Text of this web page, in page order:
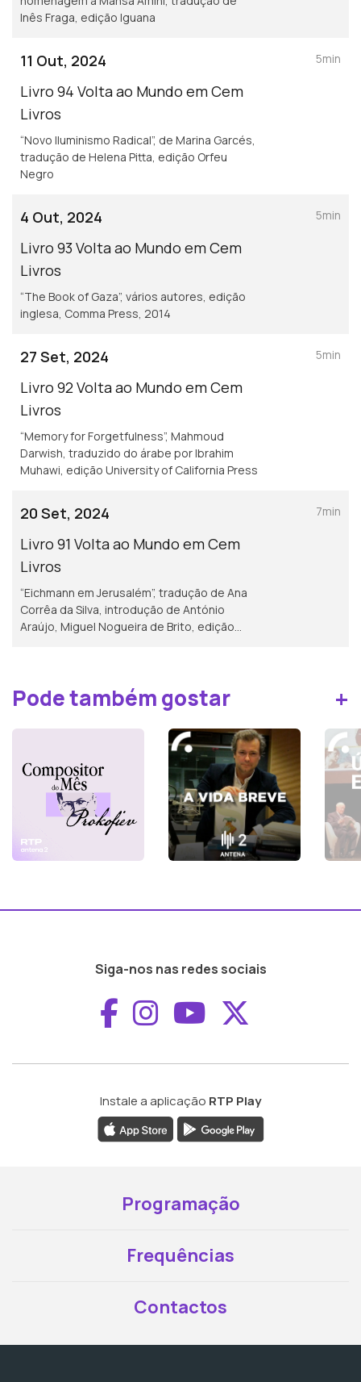
Inês Fraga, edição Iguana
11 Out, 2024
Livro 94 Volta ao Mundo em Cem
Livros
“Novo Iluminismo Radical”, de Marina Garcés,
tradução de Helena Pitta, edição Orfeu
Negro
5min
4 Out, 2024
Livro 93 Volta ao Mundo em Cem
Livros
“The Book of Gaza”, vários autores, edição
inglesa, Comma Press, 2014
5min
27 Set, 2024
Livro 92 Volta ao Mundo em Cem
Livros
“Memory for Forgetfulness”, Mahmoud
Darwish, traduzido do árabe por Ibrahim
Muhawi, edição University of California Press
5min
20 Set, 2024
Livro 91 Volta ao Mundo em Cem
Livros
“Eichmann em Jerusalém”, tradução de Ana
Corrêa da Silva, introdução de António
Araújo, Miguel Nogueira de Brito, edição
7min
Pode também gostar +
Siga-nos nas redes sociais
Aceder ao
Aceder ao
Aceder ao
Instale a aplicação RTP Play
Programação
Frequências
Contactos